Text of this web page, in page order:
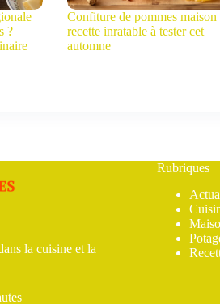
?
Confiture de pommes maison
recette inratable à tester cet
automne
la cuisine et la
Rubriques